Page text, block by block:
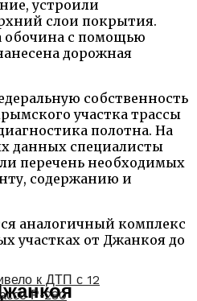
устроили
слои покрытия.
обочина с помощью
дорожная
собственность
участка трассы
полотна. На
данных специалисты
перечень необходимых
содержанию и
аналогичный комплекс
участках от Джанкоя до
к ДТП с 12
Р-280